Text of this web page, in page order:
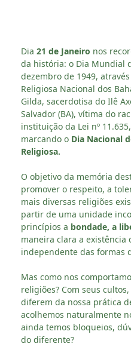
Dia 21 de Janeiro nos
da história: o Dia Mundial
dezembro de 1949,
Religiosa Nacional dos
Gilda, sacerdotisa do Ilê
Salvador (BA), vítima do
instituição da Lei nº
marcando o Dia Nacional
Religiosa.
O objetivo da memória
promover o respeito, a
mais diversas religiões
partir de uma unidade
princípios a bondade, a
maneira clara a existência
independente das formas
Mas como nos
religiões? Com seus
diferem da nossa prática
acolhemos naturalmente
ainda temos bloqueios,
do diferente?